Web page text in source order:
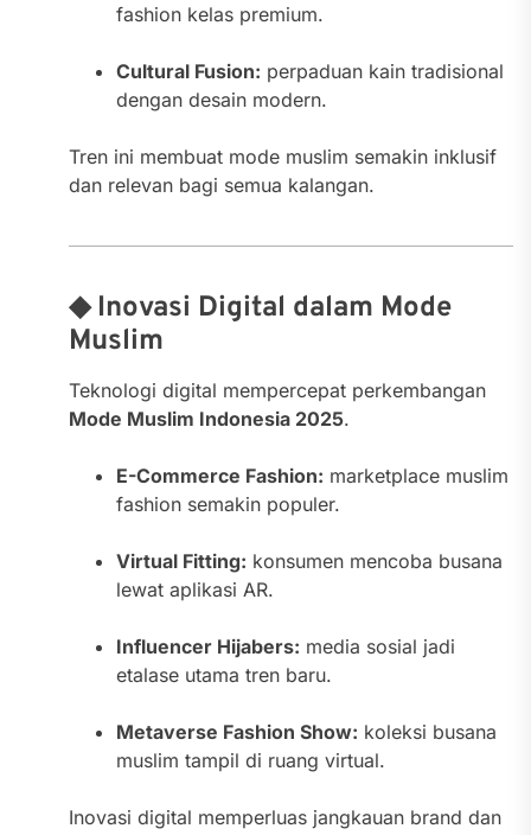
fashion kelas premium.
Cultural Fusion: perpaduan kain tradisional
dengan desain modern.
Tren ini membuat mode muslim semakin inklusif
dan relevan bagi semua kalangan.
◆ Inovasi Digital dalam Mode
Muslim
Teknologi digital mempercepat perkembangan
Mode Muslim Indonesia 2025.
E-Commerce Fashion: marketplace muslim
fashion semakin populer.
Virtual Fitting: konsumen mencoba busana
lewat aplikasi AR.
Influencer Hijabers: media sosial jadi
etalase utama tren baru.
Metaverse Fashion Show: koleksi busana
muslim tampil di ruang virtual.
Inovasi digital memperluas jangkauan brand dan